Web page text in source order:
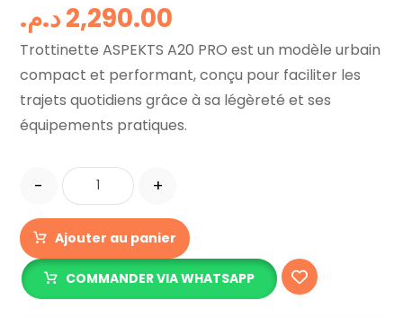
2,290.00د.م.
Trottinette ASPEKTS A20 PRO est un modèle urbain
compact et performant, conçu pour faciliter les
trajets quotidiens grâce à sa légèreté et ses
équipements pratiques.
- +
Ajouter au panier
COMMANDER VIA WHATSAPP